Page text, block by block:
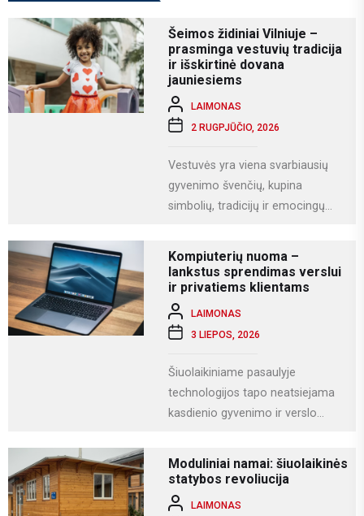
Šeimos židiniai Vilniuje –
prasminga vestuvių tradicija
ir išskirtinė dovana
jauniesiems
LAIMONAS
2 RUGPJŪČIO, 2026
Vestuvės yra viena svarbiausių
gyvenimo švenčių, kupina
simbolių, tradicijų ir emocingų
vestuvių...
Kompiuterių nuoma –
lankstus sprendimas verslui
ir privatiems klientams
LAIMONAS
3 LIEPOS, 2026
Šiuolaikiniame pasaulyje
technologijos tapo neatsiejama
kasdienio gyvenimo ir verslo
komunikacijai ir įvairioms
specializuotoms užduotims...
Moduliniai namai: šiuolaikinės
statybos revoliucija
LAIMONAS